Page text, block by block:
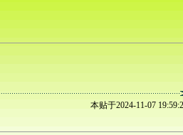
本贴于2024-11-07